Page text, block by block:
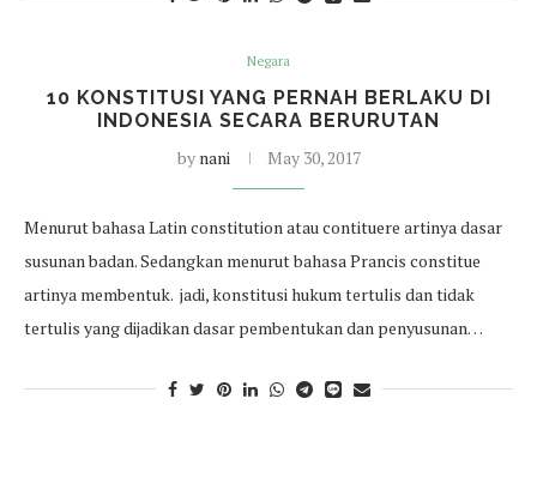
Negara
10 KONSTITUSI YANG PERNAH BERLAKU DI
INDONESIA SECARA BERURUTAN
by nani May 30, 2017
Menurut bahasa Latin constitution atau contituere artinya dasar
susunan badan. Sedangkan menurut bahasa Prancis constitue
artinya membentuk. jadi, konstitusi hukum tertulis dan tidak
tertulis yang dijadikan dasar pembentukan dan penyusunan…